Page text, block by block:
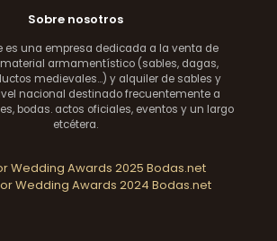
Sobre nosotros
es una empresa dedicada a la venta de
armamentístico (sables, dagas,
medievales...) y alquiler de sables y
nacional destinado frecuentemente a
bodas. actos oficiales, eventos y un largo
etcétera.